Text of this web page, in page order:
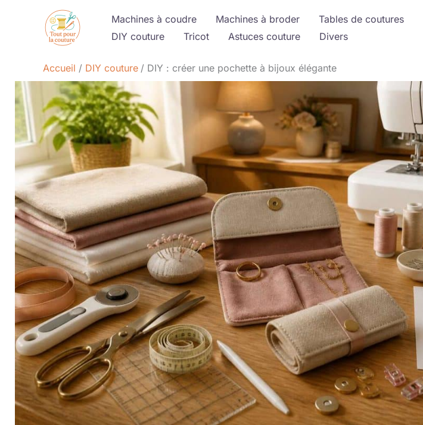
Machines à coudre Machines à broder Tables de coutures
DIY couture
Tricot Astuces couture Divers
Accueil DIY couture DIY : créer une pochette à bijoux élégante